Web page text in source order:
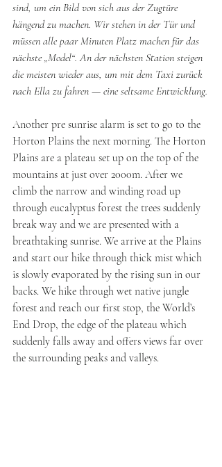
sind, um ein Bild von sich aus der Zugtüre
hängend zu machen. Wir stehen in der Tür und
müssen alle paar Minuten Platz machen für das
nächste „Model“. An der nächsten Station steigen
die meisten wieder aus, um mit dem Taxi zurück
nach Ella zu fahren — eine seltsame Entwicklung.
Another pre sunrise alarm is set to go to the
Horton Plains the next morning. The Horton
Plains are a plateau set up on the top of the
mountains at just over 2000m. After we
climb the narrow and winding road up
through eucalyptus forest the trees suddenly
break way and we are presented with a
breathtaking sunrise. We arrive at the Plains
and start our hike through thick mist which
is slowly evaporated by the rising sun in our
backs. We hike through wet native jungle
forest and reach our first stop, the World’s
End Drop, the edge of the plateau which
suddenly falls away and offers views far over
the surrounding peaks and valleys.